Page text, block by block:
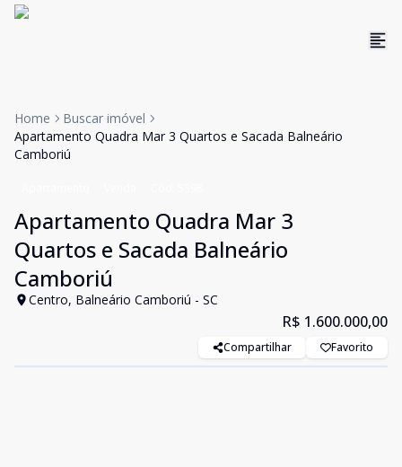
Home
Buscar imóvel
Apartamento Quadra Mar 3 Quartos e Sacada Balneário
Camboriú
Apartamento Quadra Mar 3
Quartos e Sacada Balneário
Camboriú
Centro, Balneário Camboriú - SC
R$ 1.600.000,00
Compartilhar Favorito